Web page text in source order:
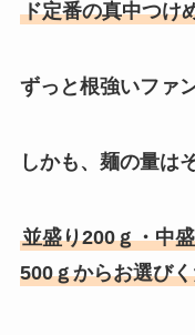
ド定番の真中つけ
ずっと根強いファ
しかも、麺の量は
並盛り200ｇ・中
500ｇからお選び